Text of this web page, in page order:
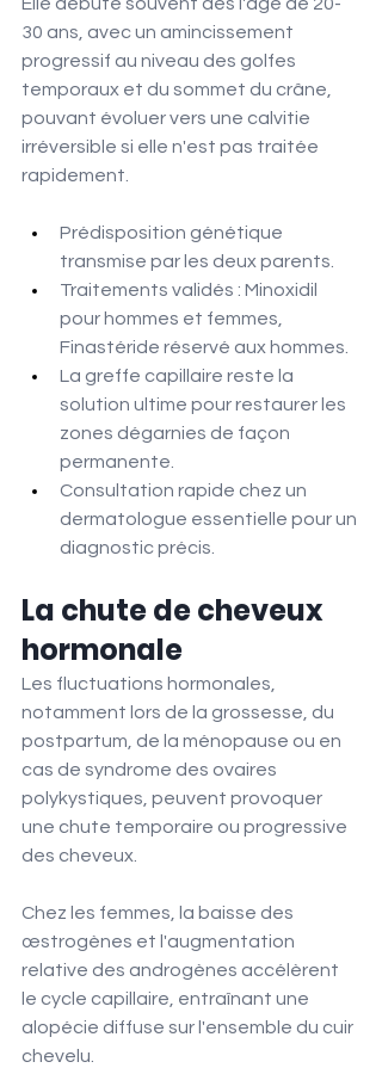
Elle débute souvent dès l'âge de 20-
30 ans, avec un amincissement
progressif au niveau des golfes
temporaux et du sommet du crâne,
pouvant évoluer vers une calvitie
irréversible si elle n'est pas traitée
rapidement.
Prédisposition génétique
transmise par les deux parents.
Traitements validés : Minoxidil
pour hommes et femmes,
Finastéride réservé aux hommes.
La greffe capillaire reste la
solution ultime pour restaurer les
zones dégarnies de façon
permanente.
Consultation rapide chez un
dermatologue essentielle pour un
diagnostic précis.
La chute de cheveux
hormonale
Les fluctuations hormonales,
notamment lors de la grossesse, du
postpartum, de la ménopause ou en
cas de syndrome des ovaires
polykystiques, peuvent provoquer
une chute temporaire ou progressive
des cheveux.
Chez les femmes, la baisse des
œstrogènes et l'augmentation
relative des androgènes accélèrent
le cycle capillaire, entraînant une
alopécie diffuse sur l'ensemble du cuir
chevelu.